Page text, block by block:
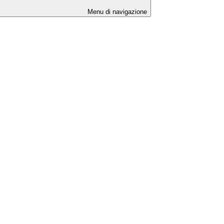
Menu di navigazione